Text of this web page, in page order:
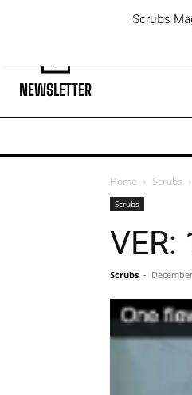
Thursday, August 6, 2026
NEWSLETTER
Home Scrubs
Scrubs
Scrubs -
Scrubs